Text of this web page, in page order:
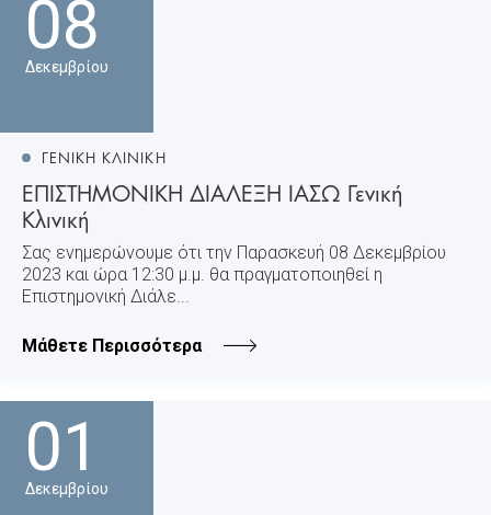
08
Δεκεμβρίου
ΓΕΝΙΚΗ ΚΛΙΝΙΚΗ
ΕΠΙΣΤΗΜΟΝΙΚΗ ΔΙΑΛΕΞΗ ΙΑΣΩ Γενική
Κλινική
Σας ενημερώνουμε ότι την Παρασκευή 08 Δεκεμβρίου
2023 και ώρα 12:30 μ.μ. θα πραγματοποιηθεί η
Επιστημονική Διάλε...
Μάθετε Περισσότερα
01
Δεκεμβρίου